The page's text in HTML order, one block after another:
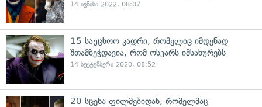
14 ივნისი 2022, 08:07
15 საუცხოო კადრი, რომელიც იმდენად
შთამბეჭდავია, რომ ოსკარს იმსახურებს
14 სექტემბერი 2020, 08:52
20 სცენა ფილმებიდან, რომელმაც